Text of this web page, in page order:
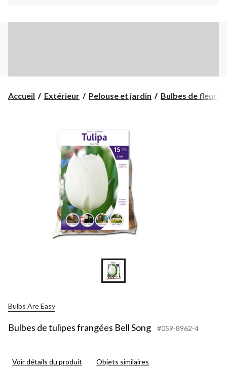
Accueil Extérieur Pelouse et jardin Bulbes de fleurs,
Bulbs Are Easy
Bulbes de tulipes frangées Bell Song #059-8962-4
Voir détails du produit Objets similaires